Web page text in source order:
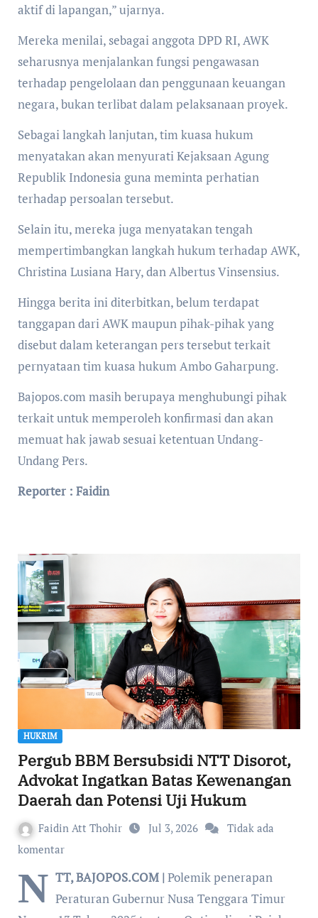
aktif di lapangan,” ujarnya.
Mereka menilai, sebagai anggota DPD RI, AWK
seharusnya menjalankan fungsi pengawasan
terhadap pengelolaan dan penggunaan keuangan
negara, bukan terlibat dalam pelaksanaan proyek.
Sebagai langkah lanjutan, tim kuasa hukum
menyatakan akan menyurati Kejaksaan Agung
Republik Indonesia guna meminta perhatian
terhadap persoalan tersebut.
Selain itu, mereka juga menyatakan tengah
mempertimbangkan langkah hukum terhadap AWK,
Christina Lusiana Hary, dan Albertus Vinsensius.
Hingga berita ini diterbitkan, belum terdapat
tanggapan dari AWK maupun pihak-pihak yang
disebut dalam keterangan pers tersebut terkait
pernyataan tim kuasa hukum Ambo Gaharpung.
Bajopos.com masih berupaya menghubungi pihak
terkait untuk memperoleh konfirmasi dan akan
memuat hak jawab sesuai ketentuan Undang-
Undang Pers.
Reporter : Faidin
HUKRIM
Pergub BBM Bersubsidi NTT Disorot,
Advokat Ingatkan Batas Kewenangan
Daerah dan Potensi Uji Hukum
Faidin Att Thohir Jul 3, 2026
Tidak ada
komentar
N TT, BAJOPOS.COM | Polemik penerapan
Peraturan Gubernur Nusa Tenggara Timur